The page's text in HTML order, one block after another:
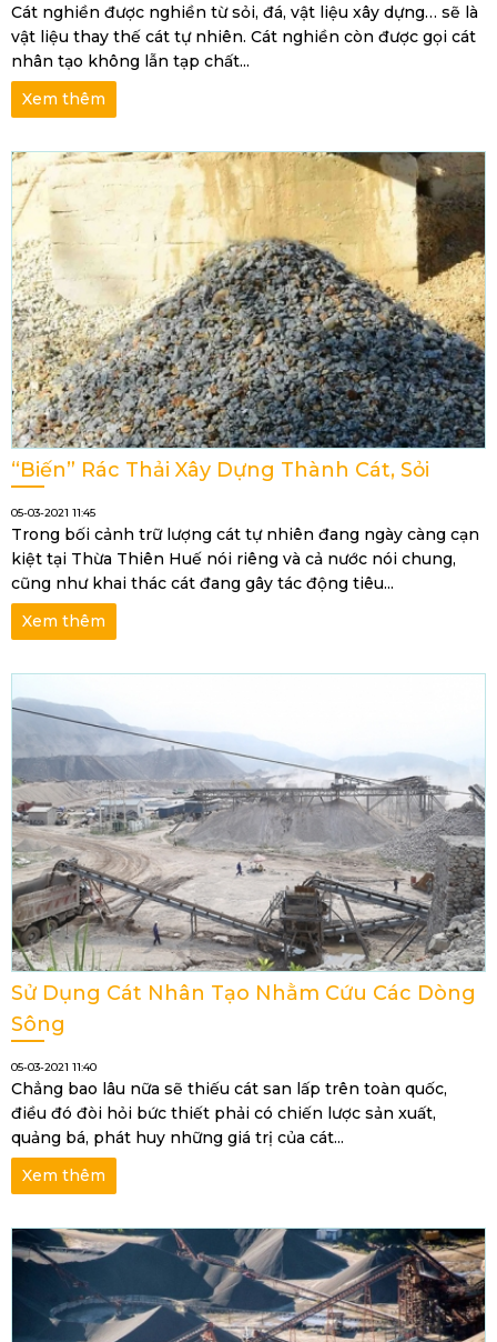
Cát nghiền được nghiền từ sỏi, đá, vật liệu xây dựng… sẽ là
vật liệu thay thế cát tự nhiên. Cát nghiền còn được gọi cát
nhân tạo không lẫn tạp chất...
Xem thêm
“biến” Rác Thải Xây Dựng Thành Cát, Sỏi
05-03-2021 11:45
Trong bối cảnh trữ lượng cát tự nhiên đang ngày càng cạn
kiệt tại Thừa Thiên Huế nói riêng và cả nước nói chung,
cũng như khai thác cát đang gây tác động tiêu...
Xem thêm
Sử Dụng Cát Nhân Tạo Nhằm Cứu Các Dòng
Sông
05-03-2021 11:40
Chẳng bao lâu nữa sẽ thiếu cát san lấp trên toàn quốc,
điều đó đòi hỏi bức thiết phải có chiến lược sản xuất,
quảng bá, phát huy những giá trị của cát...
Xem thêm